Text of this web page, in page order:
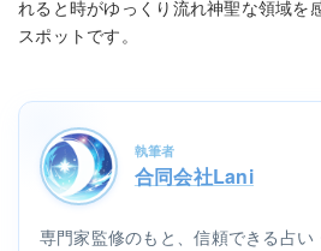
れると時がゆっくり流れ神聖な領域を
スポットです。
執筆者
合同会社Lani
専門家監修のもと、信頼できる占